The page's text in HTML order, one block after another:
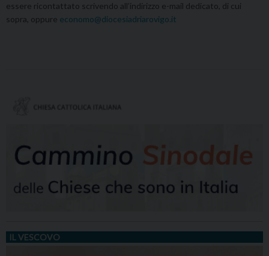
essere ricontattato scrivendo all’indirizzo e-mail dedicato, di cui
sopra, oppure economo@diocesiadriarovigo.it
IL VESCOVO